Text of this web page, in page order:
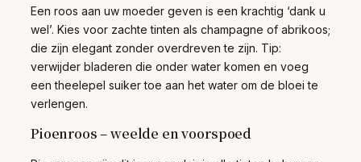
Een roos aan uw moeder geven is een krachtig ‘dank u
wel’. Kies voor zachte tinten als champagne of abrikoos;
die zijn elegant zonder overdreven te zijn. Tip:
verwijder bladeren die onder water komen en voeg
een theelepel suiker toe aan het water om de bloei te
verlengen.
Pioenroos – weelde en voorspoed